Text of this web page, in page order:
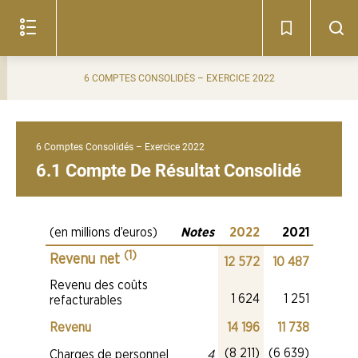
(c)
6 COMPTES CONSOLIDÉS – EXERCICE 2022
6 Comptes Consolidés – Exercice 2022
6.1 Compte De Résultat Consolidé
(en millions d’euros) Notes 2022 2021
Revenu net (1) Revenu net(1)
Notes
Revenu net(1)
2022
12 572 Revenu net
2021
10 487
Revenu des coûts
refacturables
Revenu des coûts
Notes Revenu des
2022
1 624 1 251
Revenu Revenu
Notes
Revenu
2022
14 196 Revenu
2021
11 738
Charges de personnel Notes
4 Charges de
2022
(8 211) Charges
2021
(6 639)